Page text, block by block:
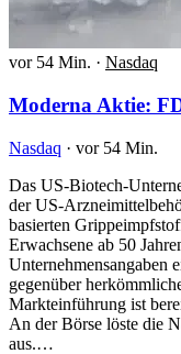
vor 54 Min. · Nasdaq
Moderna Aktie:
Nasdaq · vor 54 Min.
Das US-Biotech-
der US-
basierten
Erwachsene ab 50
Unternehmensangaben
gegenüber
Markteinführung ist
An der Börse löste die
aus.…